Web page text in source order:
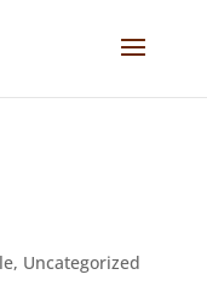
, Uncategorized